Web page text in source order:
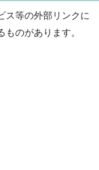
ス等の外部リンクに
のがあります。